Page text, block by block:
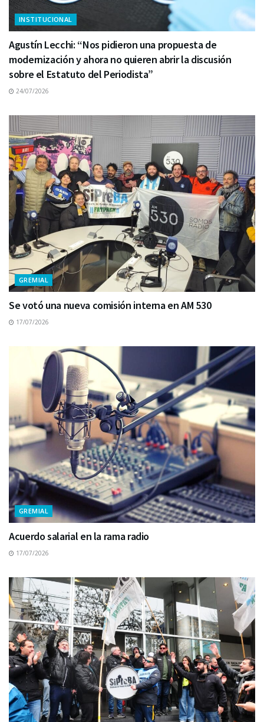
INSTITUCIONAL
Agustín Lecchi: “Nos pidieron una propuesta de
modernización y ahora no quieren abrir la discusión
sobre el Estatuto del Periodista”
24/07/2026
GREMIAL
Se votó una nueva comisión interna en AM 530
17/07/2026
GREMIAL
Acuerdo salarial en la rama radio
17/07/2026